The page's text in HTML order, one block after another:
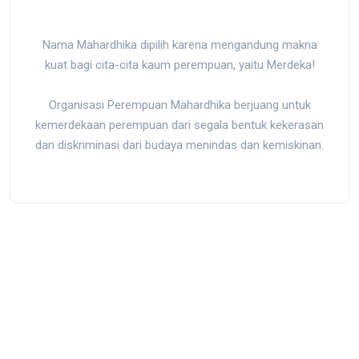
Nama Mahardhika dipilih karena mengandung makna
kuat bagi cita-cita kaum perempuan, yaitu Merdeka!
Organisasi Perempuan Mahardhika berjuang untuk
kemerdekaan perempuan dari segala bentuk kekerasan
dan diskriminasi dari budaya menindas dan kemiskinan.